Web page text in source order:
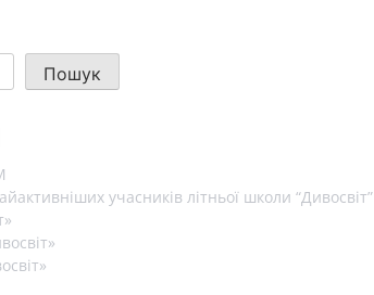
Пошук
учасників літньої школи “Дивосвіт”